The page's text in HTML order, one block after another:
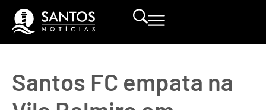
Santos FC empata na